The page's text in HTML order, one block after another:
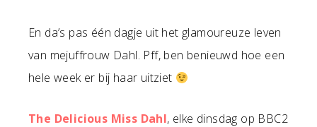
En da’s pas één dagje uit het glamoureuze leven
van mejuffrouw Dahl. Pff, ben benieuwd hoe een
hele week er bij haar uitziet
The Delicious Miss Dahl, elke dinsdag op BBC2